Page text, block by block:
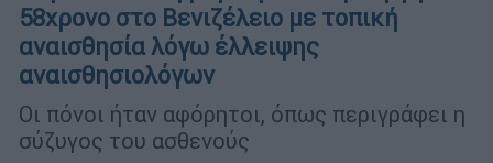
58χρονο στο Βενιζέλειο με τοπική
αναισθησία λόγω έλλειψης
αναισθησιολόγων
Οι πόνοι ήταν αφόρητοι, όπως περιγράφει η
σύζυγος του ασθενούς